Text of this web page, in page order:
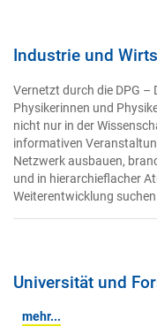
Industrie und
Vernetzt durch die DPG –
Physikerinnen und
nicht nur in der
informativen
Netzwerk ausbauen,
und in hierarchieflacher
Weiterentwicklung
Universität und
mehr...